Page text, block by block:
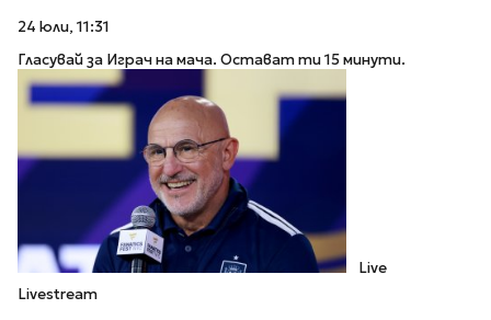
24 юли, 11:31
Гласувай за Играч на мача. Остават ти 15 минути.
Live
Livestream